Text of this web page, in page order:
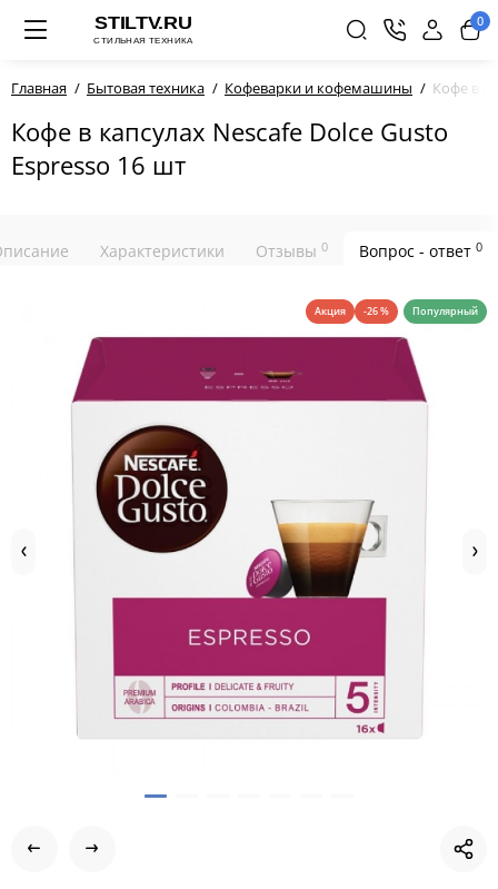
0
Главная Бытовая техника Кофеварки и кофемашины Кофе в
Кофе в капсулах Nescafe Dolce Gusto
Espresso 16 шт
Характеристики Отзывы 0 Вопрос - ответ 0
Акция -26 % Популярный